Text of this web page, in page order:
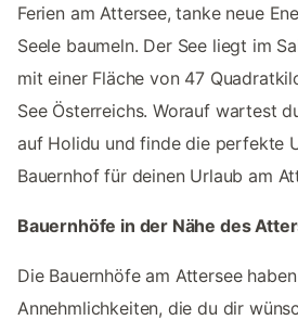
Ferien am Attersee, tanke neue
Seele baumeln. Der See liegt im
mit einer Fläche von 47
See Österreichs. Worauf wartest
auf Holidu und finde die perfekte
Bauernhof für deinen Urlaub am
Bauernhöfe in der Nähe des
Die Bauernhöfe am Attersee
Annehmlichkeiten, die du dir